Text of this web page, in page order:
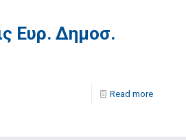
Ευρ. Δημοσ.
Read more